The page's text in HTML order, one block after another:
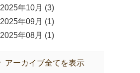
2025年10月 (3)
2025年09月 (1)
2025年08月 (1)
アーカイブ全てを表示